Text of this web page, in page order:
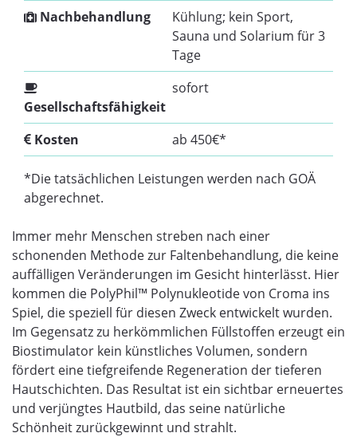
Nachbehandlung
Kühlung; kein Sport,
Sauna und Solarium für 3
Tage
Gesellschaftsfähigkeit
sofort
Kosten ab 450€*
*Die tatsächlichen Leistungen werden nach GOÄ
abgerechnet.
Immer mehr Menschen streben nach einer
schonenden Methode zur Faltenbehandlung, die keine
auffälligen Veränderungen im Gesicht hinterlässt. Hier
kommen die PolyPhil™ Polynukleotide von Croma ins
Spiel, die speziell für diesen Zweck entwickelt wurden.
Im Gegensatz zu herkömmlichen Füllstoffen erzeugt ein
Biostimulator kein künstliches Volumen, sondern
fördert eine tiefgreifende Regeneration der tieferen
Hautschichten. Das Resultat ist ein sichtbar erneuertes
und verjüngtes Hautbild, das seine natürliche
Schönheit zurückgewinnt und strahlt.